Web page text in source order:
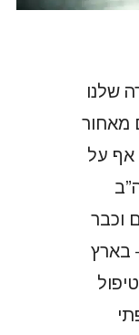
שלנו
מאחור
אף על
– 100 שנים וכבר
בארץ